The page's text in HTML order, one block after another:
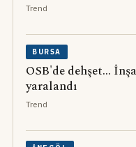
Trend
BURSA
OSB'de dehşet...
yaralandı
Trend